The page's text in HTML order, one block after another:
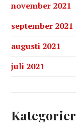
november 2021
september 2021
augusti 2021
juli 2021
Kategorier